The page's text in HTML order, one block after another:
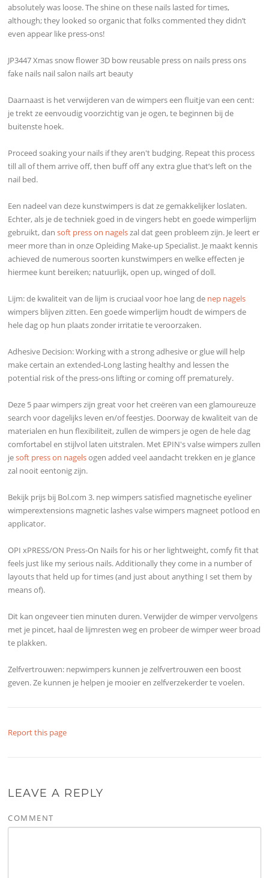
absolutely was loose. The shine on these nails lasted for times,
although; they looked so organic that folks commented they didn’t
even appear like press-ons!
JP3447 Xmas snow flower 3D bow reusable press on nails press ons
fake nails nail salon nails art beauty
Daarnaast is het verwijderen van de wimpers een fluitje van een cent:
je trekt ze eenvoudig voorzichtig van je ogen, te beginnen bij de
buitenste hoek.
Proceed soaking your nails if they aren't budging. Repeat this process
till all of them arrive off, then buff off any extra glue that’s left on the
nail bed.
Een nadeel van deze kunstwimpers is dat ze gemakkelijker loslaten.
Echter, als je de techniek goed in de vingers hebt en goede wimperlijm
gebruikt, dansoft press on nagelszal dat geen probleem zijn. Je leert er
meer more than in onze Opleiding Make-up Specialist. Je maakt kennis
achieved de numerous soorten kunstwimpers en welke effecten je
hiermee kunt bereiken; natuurlijk, open up, winged of doll.
Lijm: de kwaliteit van de lijm is cruciaal voor hoe lang de nep nagels
wimpers blijven zitten. Een goede wimperlijm houdt de wimpers de
hele dag op hun plaats zonder irritatie te veroorzaken.
Adhesive Decision: Working with a strong adhesive or glue will help
make certain an extended-Long lasting healthy and lessen the
potential risk of the press-ons lifting or coming off prematurely.
Deze 5 paar wimpers zijn great voor het creëren van een glamoureuze
search voor dagelijks leven en/of feestjes. Doorway de kwaliteit van de
materialen en hun flexibiliteit, zullen de wimpers je ogen de hele dag
comfortabel en stijlvol laten uitstralen. Met EPIN's valse wimpers zullen
jesoft press on nagelsogen added veel aandacht trekken en je glance
zal nooit eentonig zijn.
Bekijk prijs bij Bol.com 3. nep wimpers satisfied magnetische eyeliner
wimperextensions magnetic lashes valse wimpers magneet potlood en
applicator.
OPI xPRESS/ON Press-On Nails for his or her lightweight, comfy fit that
feels just like my serious nails. Additionally they come in a number of
layouts that held up for times (and just about anything I set them by
means of).
Dit kan ongeveer tien minuten duren. Verwijder de wimper vervolgens
met je pincet, haal de lijmresten weg en probeer de wimper weer broad
te plakken.
Zelfvertrouwen: nepwimpers kunnen je zelfvertrouwen een boost
geven. Ze kunnen je helpen je mooier en zelfverzekerder te voelen.
Report this page
LEAVE A REPLY
COMMENT